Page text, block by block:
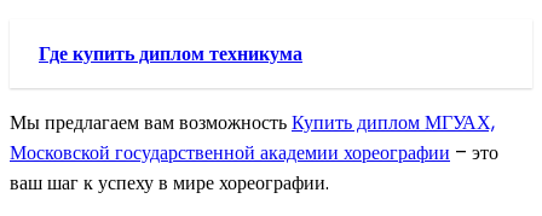
Где купить диплом техникума
Мы предлагаем вам возможностьКупить диплом МГУАХ,
Московской государственной академии хореографии – это
ваш шаг к успеху в мире хореографии.